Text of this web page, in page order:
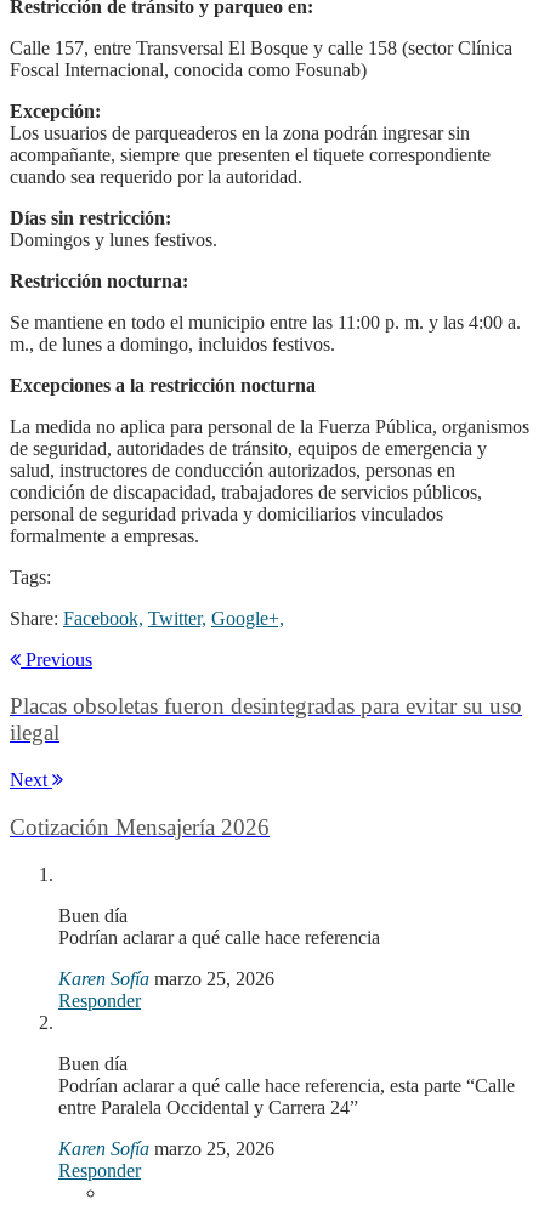
Restricción de tránsito y parqueo en:
Calle 157, entre Transversal El Bosque y calle 158 (sector Clínica
Foscal Internacional, conocida como Fosunab)
Excepción:
Los usuarios de parqueaderos en la zona podrán ingresar sin
acompañante, siempre que presenten el tiquete correspondiente
cuando sea requerido por la autoridad.
Días sin restricción:
Domingos y lunes festivos.
Restricción nocturna:
Se mantiene en todo el municipio entre las 11:00 p. m. y las 4:00 a.
m., de lunes a domingo, incluidos festivos.
Excepciones a la restricción nocturna
La medida no aplica para personal de la Fuerza Pública, organismos
de seguridad, autoridades de tránsito, equipos de emergencia y
salud, instructores de conducción autorizados, personas en
condición de discapacidad, trabajadores de servicios públicos,
personal de seguridad privada y domiciliarios vinculados
formalmente a empresas.
Tags:
Share: Facebook, Twitter, Google+,
Previous
Placas obsoletas fueron desintegradas para evitar su uso
ilegal
Next
Cotización Mensajería 2026
Buen día
Podrían aclarar a qué calle hace referencia
Karen Sofía marzo 25, 2026
Responder
Buen día
Podrían aclarar a qué calle hace referencia, esta parte “Calle
entre Paralela Occidental y Carrera 24”
Karen Sofía marzo 25, 2026
Responder